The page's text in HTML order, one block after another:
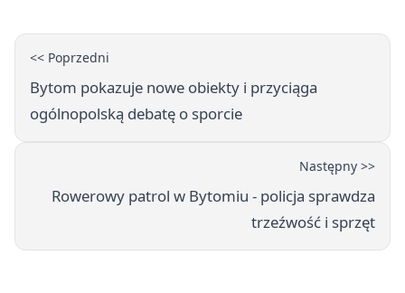
<< Poprzedni
Bytom pokazuje nowe obiekty i przyciąga
ogólnopolską debatę o sporcie
Następny >>
Rowerowy patrol w Bytomiu - policja sprawdza
trzeźwość i sprzęt